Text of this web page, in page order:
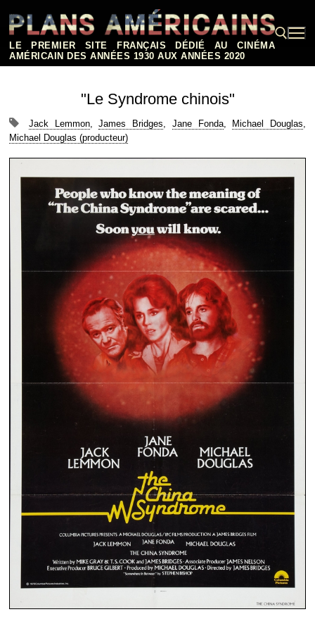
contenu
LE PREMIER SITE FRANÇAIS DÉDIÉ AU CINÉMA
AMÉRICAIN DES ANNÉES 1930 AUX ANNÉES 2020
"Le Syndrome chinois"
Jack Lemmon,James Bridges, Jane Fonda, Michael Douglas,
Michael Douglas (producteur)